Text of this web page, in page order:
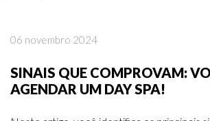
06 novembro 2024
SINAIS QUE COMPROVAM:
AGENDAR UM DAY SPA!